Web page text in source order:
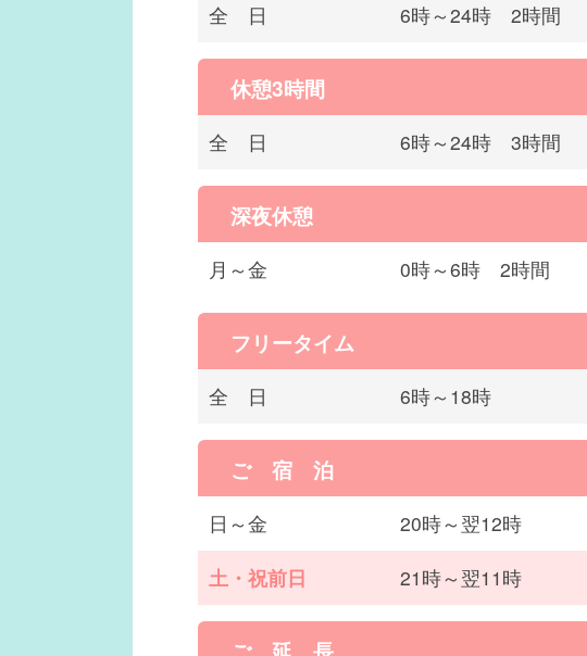
全 日 6時～24時 2時間
休憩3時間
全 日 6時～24時 3時間
深夜休憩
月～金 0時～6時 2時間
フリータイム
全 日 6時～18時
ご 宿 泊
日～金
20時～翌12時
土・祝前日
21時～翌11時